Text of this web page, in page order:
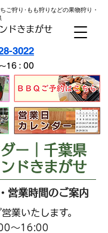
ご狩り･もも狩りなどの果物狩り・
ドきまがせ
3022
16：00
ー｜千葉県
ドきまがせ
営業時間のご案内
業いたします。
～16:00